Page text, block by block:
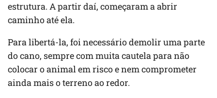
estrutura. A partir daí, começaram a abrir
caminho até ela.
Para libertá-la, foi necessário demolir uma parte
do cano, sempre com muita cautela para não
colocar o animal em risco e nem comprometer
ainda mais o terreno ao redor.